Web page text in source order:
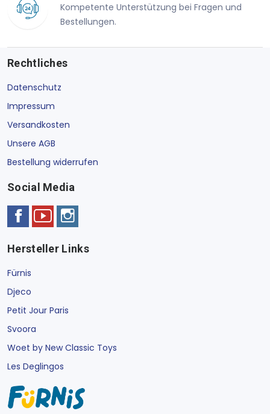
Kompetente Unterstützung bei Fragen und
Bestellungen.
Rechtliches
Datenschutz
Impressum
Versandkosten
Unsere AGB
Bestellung widerrufen
Social Media
Hersteller Links
Fürnis
Djeco
Petit Jour Paris
Svoora
Woet by New Classic Toys
Les Deglingos